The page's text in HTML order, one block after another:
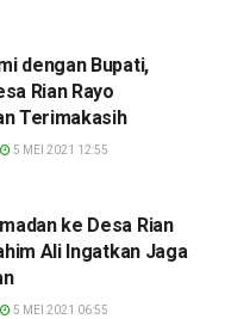
dengan Bupati,
Rian Rayo
Terimakasih
5 MEI 2021 12:55
ke Desa Rian
Ali Ingatkan Jaga
5 MEI 2021 06:55